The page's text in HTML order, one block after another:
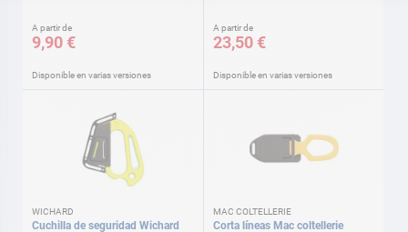
A partir de
9,90 €
Disponible en varias versiones
A partir de
23,50 €
Disponible en varias versiones
WICHARD
Cuchilla de seguridad Wichard
MAC COLTELLERIE
Corta líneas Mac coltellerie